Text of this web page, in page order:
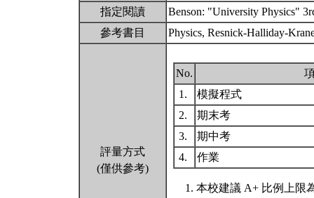
指定閱讀
Benson: "University Physics"
參考書目
Physics, Resnick-Halliday-
評量方式
(僅供參考)
No.
1.
模擬程式
2.
期末考
3.
期中考
4.
作業
本校建議 A+ 比例上限